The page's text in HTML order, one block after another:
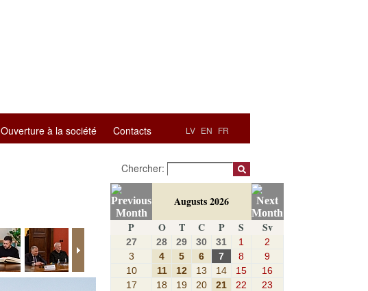
LV EN FR
Ouverture à la société Contacts
Chercher:
Augusts 2026
P
O T C P S Sv
27 28 29 30 31 1
2
3
4 5 6 7 8
9
10
11 12 13 14 15
16
17
18 19 20 21 22
23